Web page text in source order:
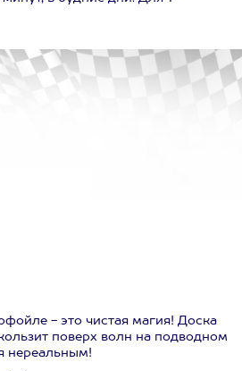
- это чистая магия! Доска
поверх волн на подводном
нереальным!